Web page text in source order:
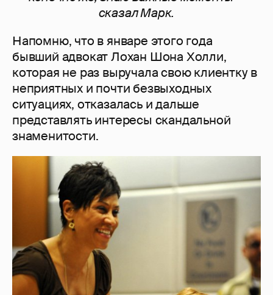
сказал Марк.
Напомню, что в январе этого года
бывший адвокат Лохан Шона Холли,
которая не раз выручала свою клиентку в
неприятных и почти безвыходных
ситуациях, отказалась и дальше
представлять интересы скандальной
знаменитости.